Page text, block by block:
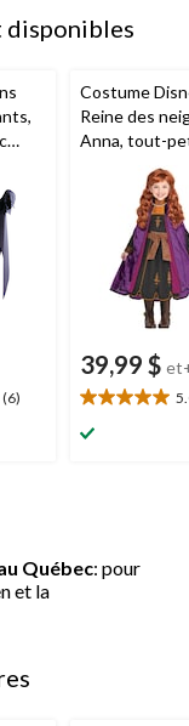
disponibles
(6)
Costume
Reine des
Anna, tout-
enfants,
39,99 $
5.0
étoile(s)
Québec: pour
et la